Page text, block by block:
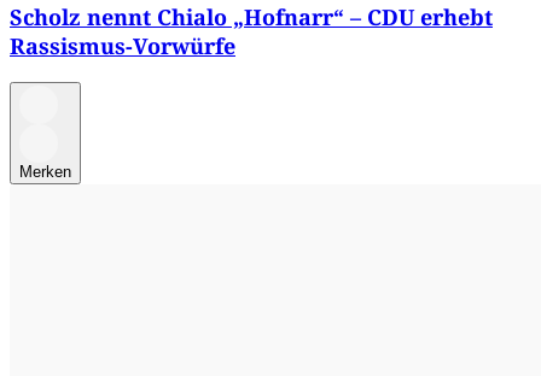
Scholz nennt Chialo „Hofnarr“ – CDU erhebt
Rassismus-Vorwürfe
Merken